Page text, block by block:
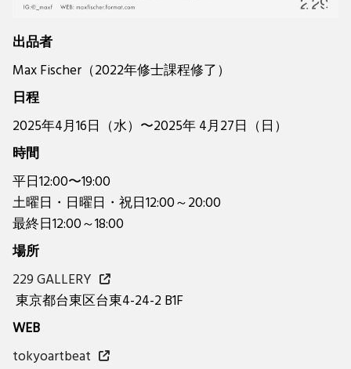
出品者
Max Fischer（2022年修士課程修了）
日程
2025年4月16日（水）〜2025年 4月27日（日）
時間
平日12:00〜19:00
土曜日・日曜日・祝日12:00～20:00
最終日12:00～18:00
場所
229 GALLERY
東京都台東区台東4-24-2 B1F
WEB
tokyoartbeat